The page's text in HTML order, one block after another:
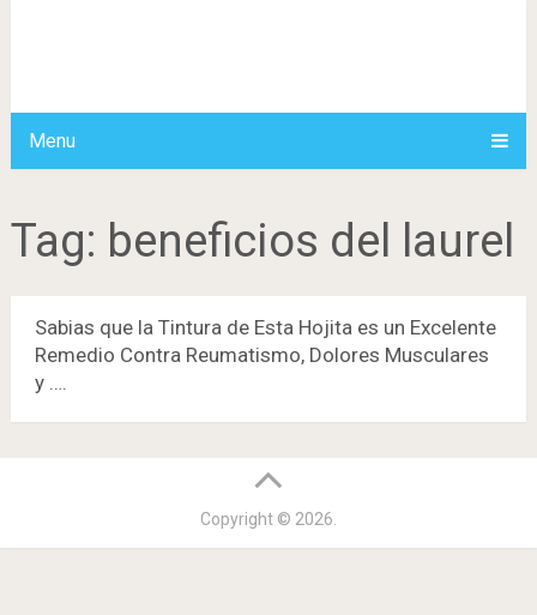
Menu
Tag: beneficios del laurel
Sabias que la Tintura de Esta Hojita es un Excelente
Remedio Contra Reumatismo, Dolores Musculares
y ….
Copyright © 2026.